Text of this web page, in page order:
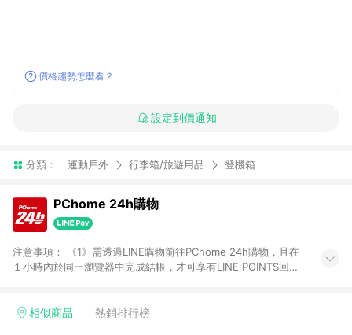
價格趨勢怎麼看？
設定到價通知
分類： 運動戶外 行李箱/旅遊用品 登機箱
PChome 24h購物
注意事項： 《1》需透過LINE購物前往PChome 24h購物，且在
１小時內於同一瀏覽器中完成結帳，才可享有LINE POINTS回饋
在點數回饋範圍內。 《3》如取消訂單、退貨、購物中登出
相似商品 熱銷排行榜